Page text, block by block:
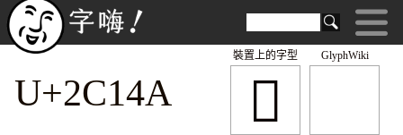
GlyphWiki
𬅊
裝置上的字型
U+2C14A